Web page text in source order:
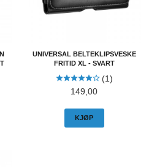
UNIVERSAL BELTEKLIPSVESKE
FRITID XL - SVART
(1)
Pris
149,00
KJØP